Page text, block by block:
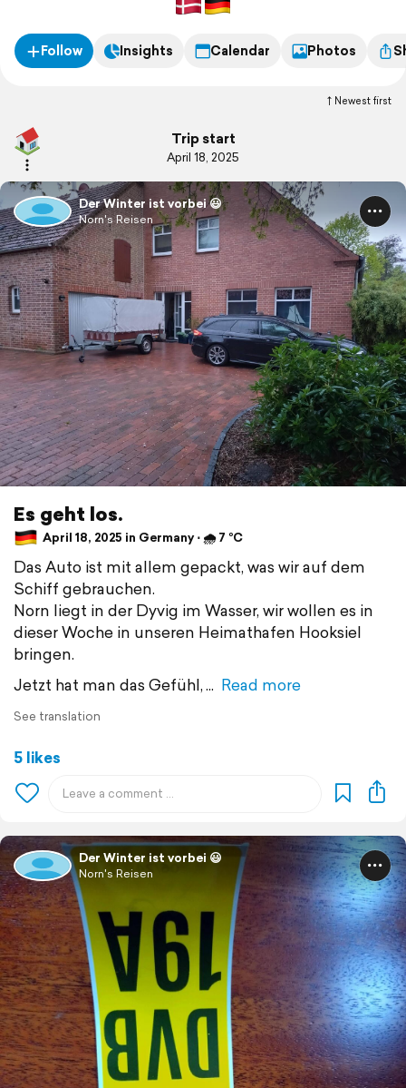
Follow Insights Calendar Photos
Newest first
Trip start
April 18, 2025
Der Winter ist vorbei 😃
Norn's Reisen
Es geht los.
April 18, 2025 in Germany ⋅ 🌧 7 °C
Das Auto ist mit allem gepackt, was wir auf dem
Schiff gebrauchen.
Norn liegt in der Dyvig im Wasser, wir wollen es in
dieser Woche in unseren Heimathafen Hooksiel
bringen.
Jetzt hat man das Gefühl,
Read more
See translation
5 likes
Der Winter ist vorbei 😃
Norn's Reisen